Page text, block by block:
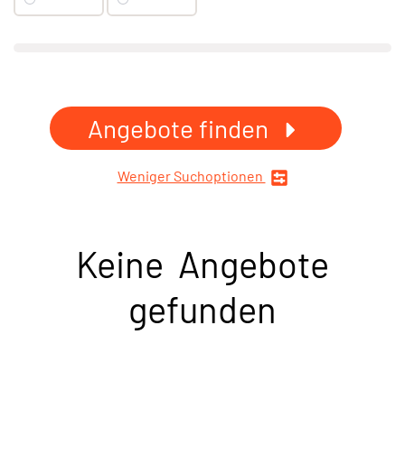
Angebote finden
Weniger Suchoptionen
Keine Angebote
gefunden